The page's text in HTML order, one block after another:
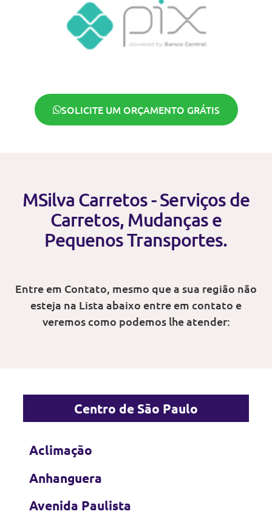
SOLICITE UM ORÇAMENTO GRÁTIS
MSilva Carretos - Serviços de
Carretos, Mudanças e
Pequenos Transportes.
Entre em Contato, mesmo que a sua região não
esteja na Lista abaixo entre em contato e
veremos como podemos lhe atender:
Centro de São Paulo
Aclimação
Anhanguera
Avenida Paulista